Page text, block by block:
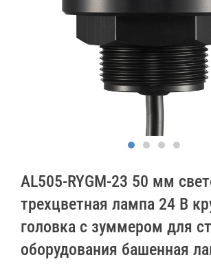
AL505-RYGM-23 50 мм
трехцветная лампа 24 В
головка с зуммером для
оборудования башенная